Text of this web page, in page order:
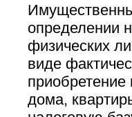
определении
физических
виде
дома,